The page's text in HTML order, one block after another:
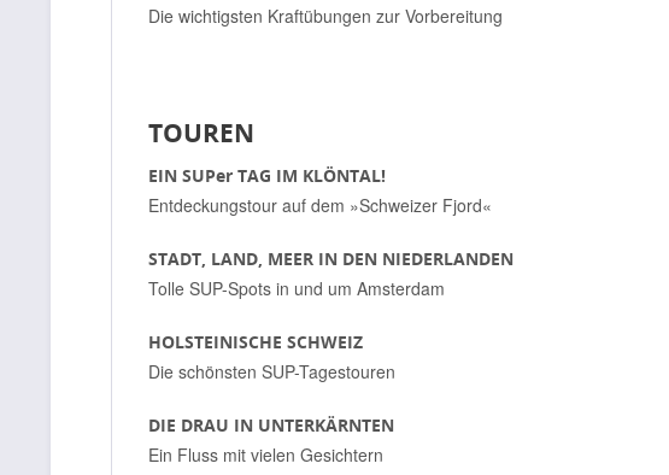
Die wichtigsten Kraftübungen zur Vorbereitung
TOUREN
EIN SUPer TAG IM KLÖNTAL!
Entdeckungstour auf dem »Schweizer Fjord«
STADT, LAND, MEER IN DEN NIEDERLANDEN
Tolle SUP-Spots in und um Amsterdam
HOLSTEINISCHE SCHWEIZ
Die schönsten SUP-Tagestouren
DIE DRAU IN UNTERKÄRNTEN
Ein Fluss mit vielen Gesichtern